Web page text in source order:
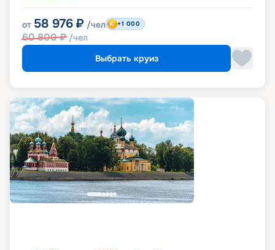
от 58 976 ₽ /чел
60 800₽ /чел
+1 000
Выбрать круиз